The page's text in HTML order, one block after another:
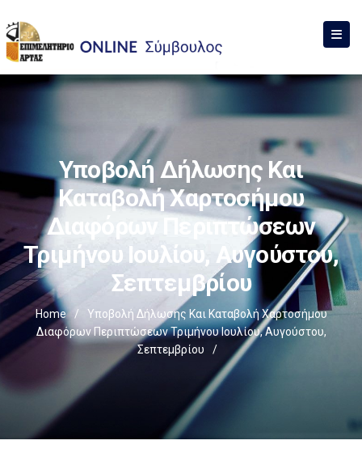
Υποβολή Δήλωσης Και
Καταβολή Χαρτοσήμου
Διαφόρων Περιπτώσεων
Τριμήνου Ιουλίου, Αυγούστου,
Σεπτεμβρίου
Home /
Υποβολή Δήλωσης Και Καταβολή Χαρτοσήμου
Διαφόρων Περιπτώσεων Τριμήνου Ιουλίου, Αυγούστου,
Σεπτεμβρίου
/